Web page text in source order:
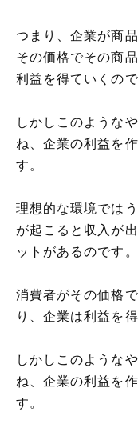
つまり、企業が商
その価格でその商
利益を得ていくので
しかしこのような
ね、企業の利益を
す。
理想的な環境では
が起こると収入が
ットがあるのです。
消費者がその価格
り、企業は利益を
しかしこのような
ね、企業の利益を
す。